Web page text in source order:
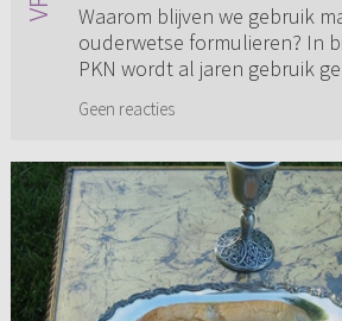
Waarom blijven we gebruik
ouderwetse formulieren? In
PKN wordt al jaren gebruik
Waarom wordt daar bij ons ge...
Geen reacties